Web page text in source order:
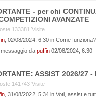
- per chi
AVANZATE
133381 Visite
, 02/08/2024, 6:30 in Come
da puffin 02/08/2024, 6:30
ASSIST 2026/27
141743 Visite
, 31/08/2022, 5:34 in Voti, assist e